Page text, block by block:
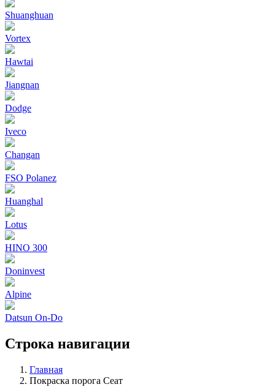
Shuanghuan
Vortex
Hawtai
Jiangnan
Dodge
Iveco
Changan
FSO Polanez
Huanghal
Lotus
HINO 300
Doninvest
Alpine
Datsun On-Do
Строка навигации
Главная
Покраска порога Сеат